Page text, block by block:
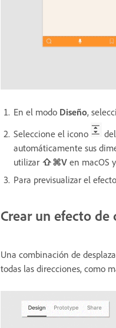
En el modo Diseño,
Seleccione el icono
del
automáticamente sus
utilizar ⇧⌘V en macOS y
Para previsualizar el
Crear un efecto
Una combinación de
todas las direcciones, como